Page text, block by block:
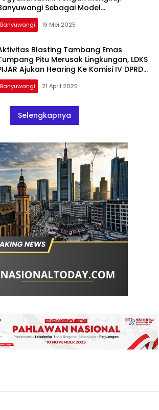
Sebagai Model
Daerah Berbasis Inovasi
Banyuwangi 19 Mei 2025
Blasting Tambang Emas
Pitu Merusak Lingkungan, LDKS
Ajukan Hearing Ke Komisi IV DPRD
Banyuwangi 21 April 2025
Selengkapnya